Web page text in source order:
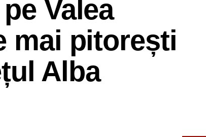
Valea
mai pitorești
Alba